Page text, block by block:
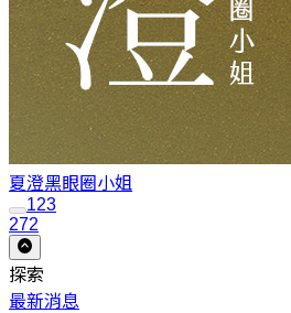
夏澄黑眼圈小姐
123
272
探索
最新消息